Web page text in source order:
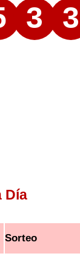
3 3
Día
Sorteo